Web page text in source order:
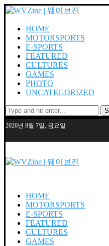
HOME
MOTORSPORTS
E-SPORTS
FEATURED
CULTURES
GAMES
PHOTO
UNCATEGORIZED
2026년 8월 7일, 금요일
HOME
MOTORSPORTS
E-SPORTS
FEATURED
CULTURES
GAMES